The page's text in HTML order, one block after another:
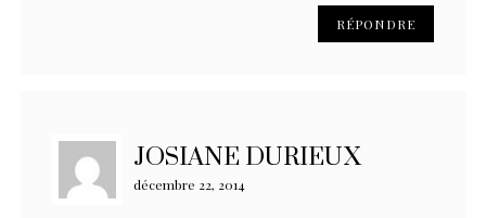
RÉPONDRE
JOSIANE DURIEUX
décembre 22, 2014